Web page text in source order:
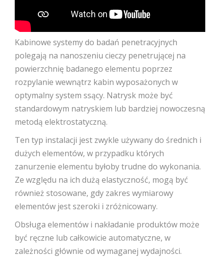
Kabinowe systemy do badań penetracyjnych
polegają na nanoszeniu cieczy penetrującej na
powierzchnię badanego elementu poprzez
rozpylanie wewnątrz kabin wyposażonych w
optymalny system ssący. Natrysk może być
standardowym natryskiem lub bardziej nowoczesną
metodą elektrostatyczną.
Ten typ instalacji jest zwykle używany do średnich i
dużych elementów, w przypadku których
zanurzenie elementu byłoby trudne do wykonania.
Ze względu na ich dużą elastyczność, mogą być
również stosowane, gdy zakres wymiarowy
elementów jest szeroki i zróżnicowany.
Obsługa elementów i nakładanie produktów może
być ręczne lub całkowicie automatyczne, w
zależności głównie od wymaganej wydajności.